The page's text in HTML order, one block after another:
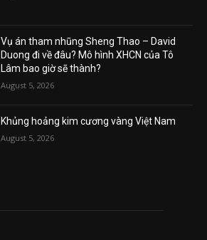
Vụ án tham nhũng Sheng Thao – David
Duong đi về đâu? Mô hình XHCN của Tô
Lâm bao giờ sẽ thành?
August 5, 2026
Khủng hoảng kim cương vàng Việt Nam
August 5, 2026